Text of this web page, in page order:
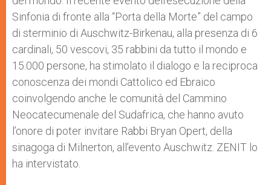
Sinfonia di fronte alla “Porta della Morte” del campo
di sterminio di Auschwitz-Birkenau, alla presenza di 6
cardinali, 50 vescovi, 35 rabbini da tutto il mondo e
15.000 persone, ha stimolato il dialogo e la reciproca
conoscenza dei mondi Cattolico ed Ebraico
coinvolgendo anche le comunità del Cammino
Neocatecumenale del Sudafrica, che hanno avuto
l’onore di poter invitare Rabbi Bryan Opert, della
sinagoga di Milnerton, all’evento Auschwitz. ZENIT lo
ha intervistato.